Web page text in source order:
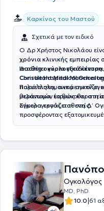
Καρκίνος του Μαστού
Σχετικά με τον ειδικό
Ο Δρ Χρήστος Νικολάου
χρόνια κλινικής
leading ογκολογικά κέντρα
Christie Hospital
Διαθέτεικύρια
Consultant Medical
πολυεπιστημονικά
θεραπειών
Παράλληλα, αντιμετωπίζει
μελάνωμα, καθώς και στη
ογκολογικούς ασθενείς.
Σήμερα εργάζεται στηΔ’
προσφέροντας
Ογκολόγος
MD, PhD
10.0|61